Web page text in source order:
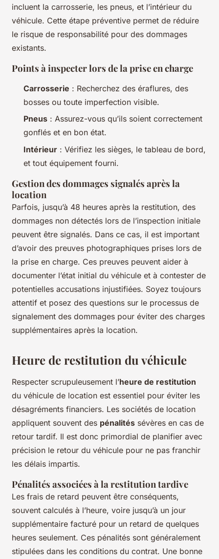
incluent la carrosserie, les pneus, et l’intérieur du
véhicule. Cette étape préventive permet de réduire
le risque de responsabilité pour des dommages
existants.
Points à inspecter lors de la prise en charge
Carrosserie : Recherchez des éraflures, des
bosses ou toute imperfection visible.
Pneus : Assurez-vous qu’ils soient correctement
gonflés et en bon état.
Intérieur : Vérifiez les sièges, le tableau de bord,
et tout équipement fourni.
Gestion des dommages signalés après la
location
Parfois, jusqu’à 48 heures après la restitution, des
dommages non détectés lors de l’inspection initiale
peuvent être signalés. Dans ce cas, il est important
d’avoir des preuves photographiques prises lors de
la prise en charge. Ces preuves peuvent aider à
documenter l’état initial du véhicule et à contester de
potentielles accusations injustifiées. Soyez toujours
attentif et posez des questions sur le processus de
signalement des dommages pour éviter des charges
supplémentaires après la location.
Heure de restitution du véhicule
Respecter scrupuleusement l’heure de restitution
du véhicule de location est essentiel pour éviter les
désagréments financiers. Les sociétés de location
appliquent souvent des pénalités sévères en cas de
retour tardif. Il est donc primordial de planifier avec
précision le retour du véhicule pour ne pas franchir
les délais impartis.
Pénalités associées à la restitution tardive
Les frais de retard peuvent être conséquents,
souvent calculés à l’heure, voire jusqu’à un jour
supplémentaire facturé pour un retard de quelques
heures seulement. Ces pénalités sont généralement
stipulées dans les conditions du contrat. Une bonne